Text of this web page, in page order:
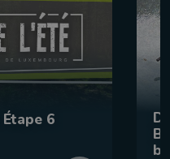
6